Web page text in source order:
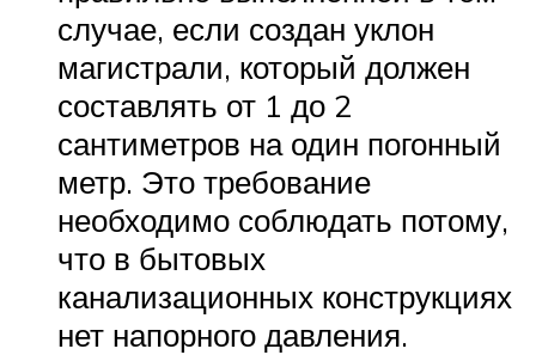
случае, если создан уклон
магистрали, который должен
составлять от 1 до 2
сантиметров на один погонный
метр. Это требование
необходимо соблюдать потому,
что в бытовых
канализационных конструкциях
нет напорного давления.